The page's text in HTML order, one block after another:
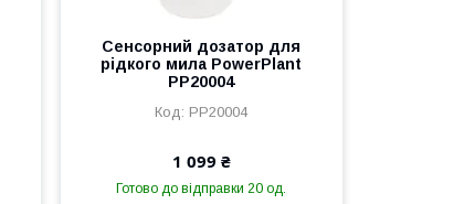
Сенсорний дозатор для
рідкого мила PowerPlant
PP20004
PP20004
1 099 ₴
Готово до відправки 20 од.